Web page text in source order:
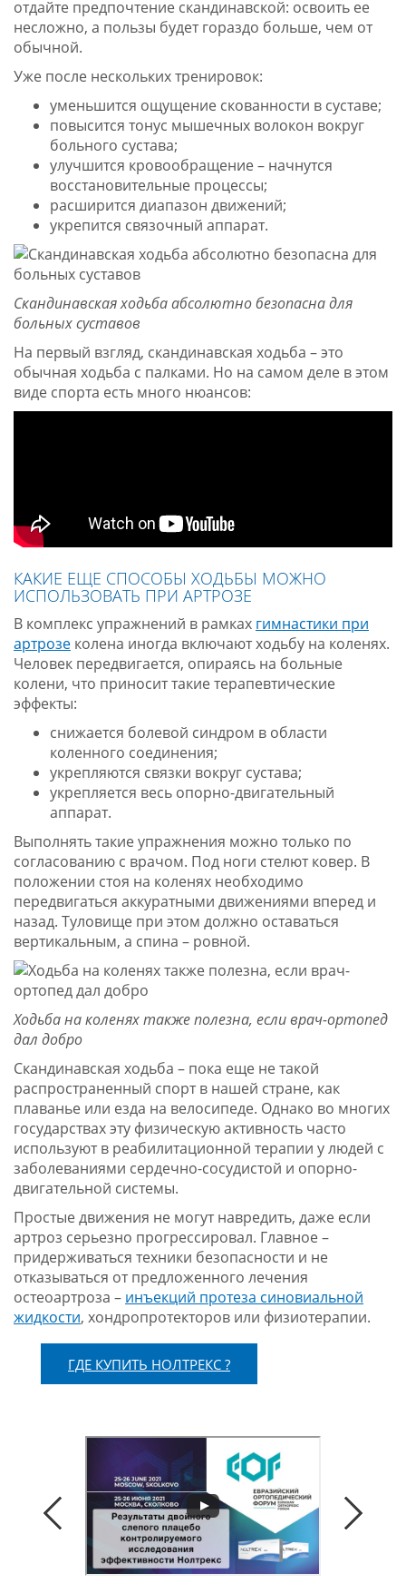
отдайте предпочтение скандинавской: освоить ее
несложно, а пользы будет гораздо больше, чем от
обычной.
Уже после нескольких тренировок:
уменьшится ощущение скованности в суставе;
повысится тонус мышечных волокон вокруг
больного сустава;
улучшится кровообращение – начнутся
восстановительные процессы;
расширится диапазон движений;
укрепится связочный аппарат.
Скандинавская ходьба абсолютно безопасна для
больных суставов
На первый взгляд, скандинавская ходьба – это
обычная ходьба с палками. Но на самом деле в этом
виде спорта есть много нюансов:
КАКИЕ ЕЩЕ СПОСОБЫ ХОДЬБЫ МОЖНО
ИСПОЛЬЗОВАТЬ ПРИ АРТРОЗЕ
В комплекс упражнений в рамках гимнастики при
артрозе колена иногда включают ходьбу на коленях.
Человек передвигается, опираясь на больные
колени, что приносит такие терапевтические
эффекты:
снижается болевой синдром в области
коленного соединения;
укрепляются связки вокруг сустава;
укрепляется весь опорно-двигательный
аппарат.
Выполнять такие упражнения можно только по
согласованию с врачом. Под ноги стелют ковер. В
положении стоя на коленях необходимо
передвигаться аккуратными движениями вперед и
назад. Туловище при этом должно оставаться
вертикальным, а спина – ровной.
Ходьба на коленях также полезна, если врач-ортопед
дал добро
Скандинавская ходьба – пока еще не такой
распространенный спорт в нашей стране, как
плаванье или езда на велосипеде. Однако во многих
государствах эту физическую активность часто
используют в реабилитационной терапии у людей с
заболеваниями сердечно-сосудистой и опорно-
двигательной системы.
Простые движения не могут навредить, даже если
артроз серьезно прогрессировал. Главное –
придерживаться техники безопасности и не
отказываться от предложенного лечения
остеоартроза – инъекций протеза синовиальной
жидкости, хондропротекторов или физиотерапии.
ГДЕ КУПИТЬ НОЛТРЕКС ?